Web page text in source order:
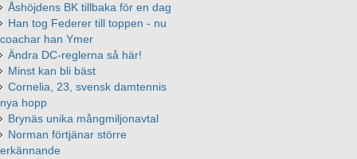
Åshöjdens BK tillbaka för en dag
Han tog Federer till toppen - nu
coachar han Ymer
Ändra DC-reglerna så här!
Minst kan bli bäst
Cornelia, 23, svensk damtennis
nya hopp
Brynäs unika mångmiljonavtal
Norman förtjänar större
erkännande